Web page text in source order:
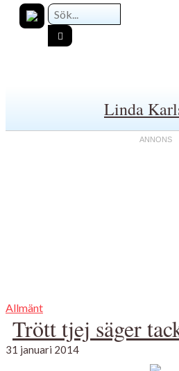
Linda
Allmänt
Trött tjej säger
31 januari 2014